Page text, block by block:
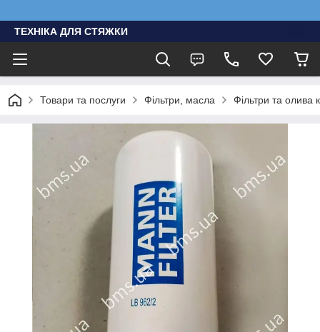
ТЕХНІКА ДЛЯ СТЯЖКИ
Товари та послуги Фільтри, масла Фільтри та олива